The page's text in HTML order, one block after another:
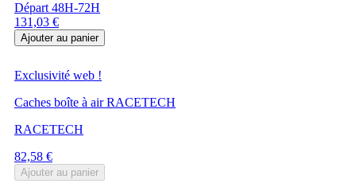
Départ 48H-72H
Prix
131,03 €
Ajouter au panier
Exclusivité web !
Caches boîte à air RACETECH
RACETECH
Prix
82,58 €
Ajouter au panier